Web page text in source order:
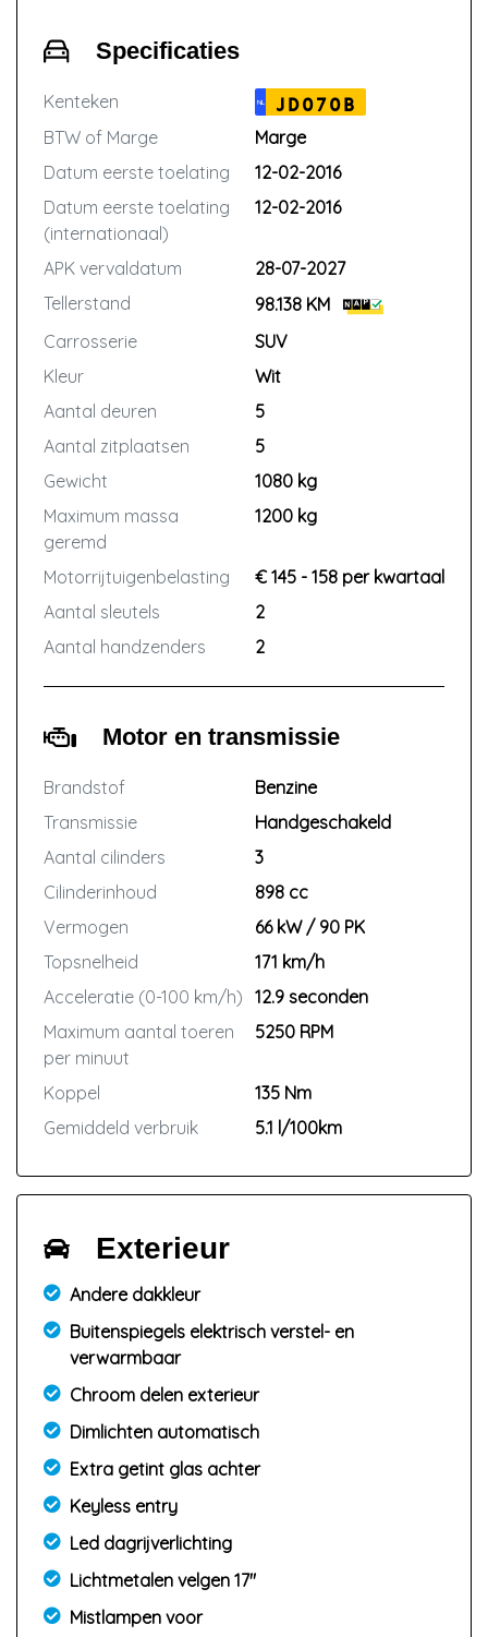
Specificaties
Kenteken NL
JD070B
BTW of Marge
Marge
Datum eerste toelating
12-02-2016
Datum eerste toelating
(internationaal)
12-02-2016
APK vervaldatum
28-07-2027
Tellerstand
98.138 KM
Carrosserie
SUV
Kleur
Wit
Aantal deuren
5
Aantal zitplaatsen
5
Gewicht
1080 kg
Maximum massa
geremd
1200 kg
Motorrijtuigenbelasting
€ 145 - 158 per kwartaal
Aantal sleutels
2
Aantal handzenders
2
Motor en transmissie
Brandstof
Benzine
Transmissie
Handgeschakeld
Aantal cilinders
3
Cilinderinhoud
898 cc
Vermogen
66 kW / 90 PK
Topsnelheid
171 km/h
Acceleratie (0-100 km/h) 12.9 seconden
Maximum aantal toeren
per minuut
5250 RPM
Koppel
135 Nm
Gemiddeld verbruik
5.1 l/100km
Exterieur
Andere dakkleur
Buitenspiegels elektrisch verstel- en
verwarmbaar
Chroom delen exterieur
Dimlichten automatisch
Extra getint glas achter
Keyless entry
Led dagrijverlichting
Lichtmetalen velgen 17"
Mistlampen voor